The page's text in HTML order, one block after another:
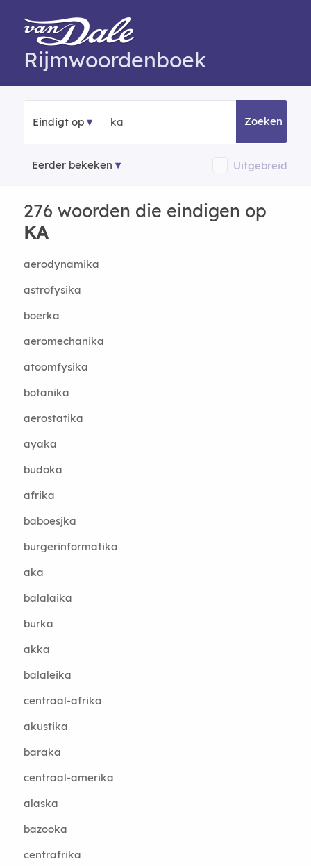
Rijmwoordenboek
Eindigt op Zoeken
Eerder bekeken Uitgebreid
276 woorden die eindigen op
KA
aerodynamika
astrofysika
boerka
aeromechanika
atoomfysika
botanika
aerostatika
ayaka
budoka
afrika
baboesjka
burgerinformatika
aka
balalaika
burka
akka
balaleika
centraal-afrika
akustika
baraka
centraal-amerika
alaska
bazooka
centrafrika